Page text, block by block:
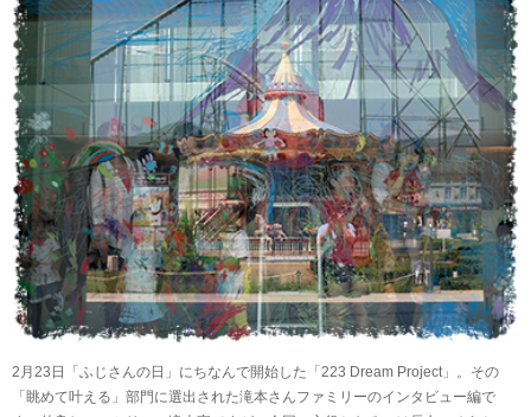
2月23日「ふじさんの日」にちなんで開始した「223 Dream Project」。その
「眺めて叶える」部門に選出された滝本さんファミリーのインタビュー編で